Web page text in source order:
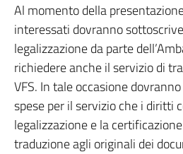
Al momento della
interessati dovranno
legalizzazione da parte
richiedere anche il servizio di
VFS. In tale occasione
spese per il servizio che i diritti
legalizzazione e la
traduzione agli originali dei